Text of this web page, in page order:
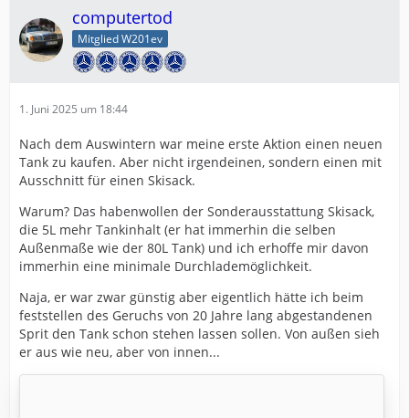
computertod
Mitglied W201ev
1. Juni 2025 um 18:44
Nach dem Auswintern war meine erste Aktion einen neuen
Tank zu kaufen. Aber nicht irgendeinen, sondern einen mit
Ausschnitt für einen Skisack.
Warum? Das habenwollen der Sonderausstattung Skisack,
die 5L mehr Tankinhalt (er hat immerhin die selben
Außenmaße wie der 80L Tank) und ich erhoffe mir davon
immerhin eine minimale Durchlademöglichkeit.
Naja, er war zwar günstig aber eigentlich hätte ich beim
feststellen des Geruchs von 20 Jahre lang abgestandenen
Sprit den Tank schon stehen lassen sollen. Von außen sieh
er aus wie neu, aber von innen...